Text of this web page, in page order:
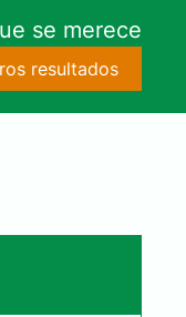
se merece
resultados